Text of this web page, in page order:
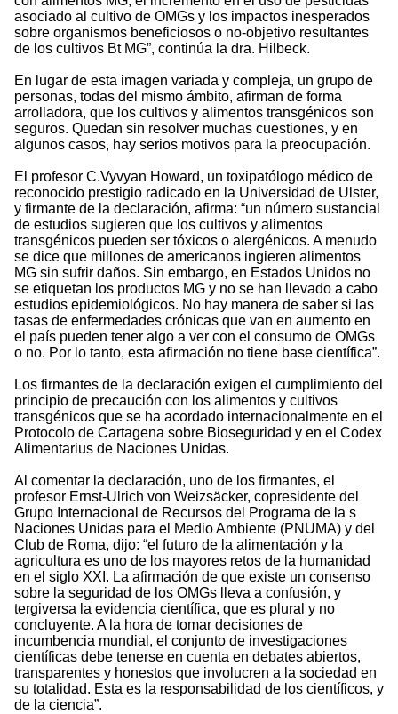
asociado al cultivo de OMGs y los impactos inesperados
sobre organismos beneficiosos o no-objetivo resultantes
de los cultivos Bt MG”, continúa la dra. Hilbeck.
En lugar de esta imagen variada y compleja, un grupo de
personas, todas del mismo ámbito, afirman de forma
arrolladora, que los cultivos y alimentos transgénicos son
seguros. Quedan sin resolver muchas cuestiones, y en
algunos casos, hay serios motivos para la preocupación.
El profesor C.Vyvyan Howard, un toxipatólogo médico de
reconocido prestigio radicado en la Universidad de Ulster,
y firmante de la declaración, afirma: “un número sustancial
de estudios sugieren que los cultivos y alimentos
transgénicos pueden ser tóxicos o alergénicos. A menudo
se dice que millones de americanos ingieren alimentos
MG sin sufrir daños. Sin embargo, en Estados Unidos no
se etiquetan los productos MG y no se han llevado a cabo
estudios epidemiológicos. No hay manera de saber si las
tasas de enfermedades crónicas que van en aumento en
el país pueden tener algo a ver con el consumo de OMGs
o no. Por lo tanto, esta afirmación no tiene base científica”.
Los firmantes de la declaración exigen el cumplimiento del
principio de precaución con los alimentos y cultivos
transgénicos que se ha acordado internacionalmente en el
Protocolo de Cartagena sobre Bioseguridad y en el Codex
Alimentarius de Naciones Unidas.
Al comentar la declaración, uno de los firmantes, el
profesor Ernst-Ulrich von Weizsäcker, copresidente del
Grupo Internacional de Recursos del Programa de la s
Naciones Unidas para el Medio Ambiente (PNUMA) y del
Club de Roma, dijo: “el futuro de la alimentación y la
agricultura es uno de los mayores retos de la humanidad
en el siglo XXI. La afirmación de que existe un consenso
sobre la seguridad de los OMGs lleva a confusión, y
tergiversa la evidencia científica, que es plural y no
concluyente. A la hora de tomar decisiones de
incumbencia mundial, el conjunto de investigaciones
científicas debe tenerse en cuenta en debates abiertos,
transparentes y honestos que involucren a la sociedad en
su totalidad. Esta es la responsabilidad de los científicos, y
de la ciencia”.